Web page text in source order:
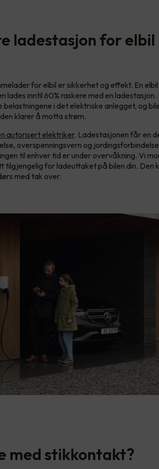
ladestasjon for elbil
for elbil er sikkerhet og effekt. En elbil
lades inntil 60% raskere med en
i det elektriske anlegget, og
klarer å motta strøm.
autorisert elektriker. Ladestasjonen får en
overspenningsvern og
til enhver tid er under overvåkning. Vi
tilgjengelig for ladeuttaket på bilen din. Den
med tak over.
med stikkontakt?